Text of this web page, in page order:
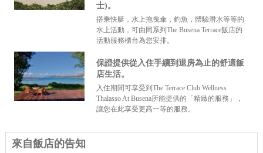
士)。
搭乘快艇，水上拖曳傘，釣魚，體驗潛水等等的
水上活動，可由同系列The Busena Terrace飯店的
活動服務櫃台為您安排。
保證提供從入住手續到退房為止的舒適飯
店生活。
入住期間可享受到The Terrace Club Wellness
Thalasso At Busena所能提供的「精緻的服務」，
讓您在此享受更高一等的服務。
來自飯店的告知